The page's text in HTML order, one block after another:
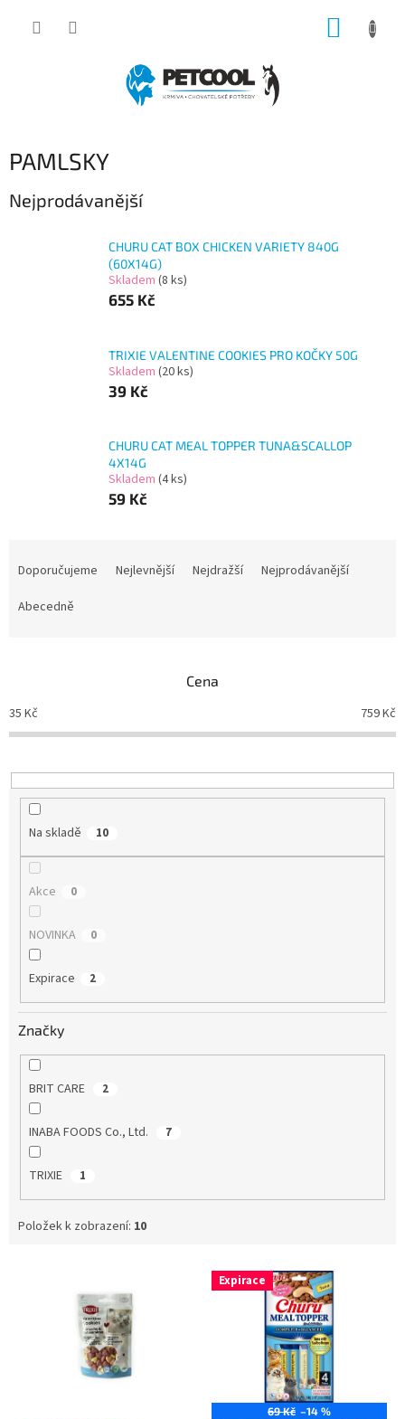
PAMLSKY
Nejprodávanější
CHURU CAT BOX CHICKEN VARIETY 840G
(60X14G)
Skladem (8 ks)
655 Kč
TRIXIE VALENTINE COOKIES PRO KOČKY 50G
Skladem (20 ks)
39 Kč
CHURU CAT MEAL TOPPER TUNA&SCALLOP
4X14G
Skladem (4 ks)
59 Kč
o
d
k
t
Doporučujeme Nejlevnější Nejdražší
Nejprodávanější
Abecedně
Cena
35 Kč 759Kč
Na skladě 10
Akce 0
NOVINKA 0
Expirace 2
Značky
BRIT CARE 2
INABA FOODS Co., Ltd. 7
TRIXIE 1
Položek k zobrazení: 10
Expirace
69 Kč –14 %